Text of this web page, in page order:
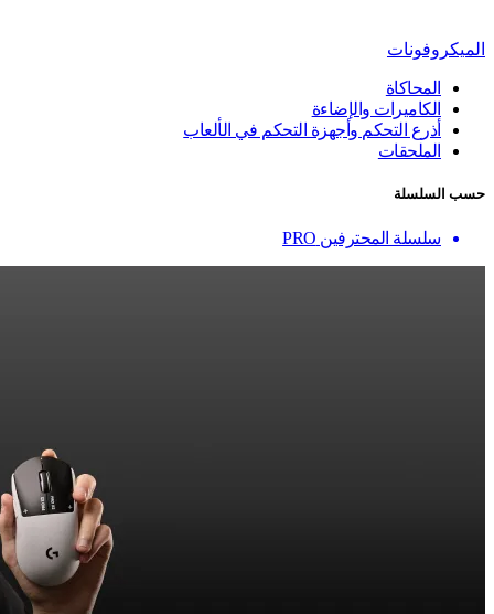
الميكروفونات
المحاكاة
الكاميرات والإضاءة
أذرع التحكم وأجهزة التحكم في الألعاب
الملحقات
حسب السلسلة
سلسلة المحترفين PRO